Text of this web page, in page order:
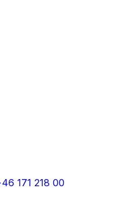
171 218 00